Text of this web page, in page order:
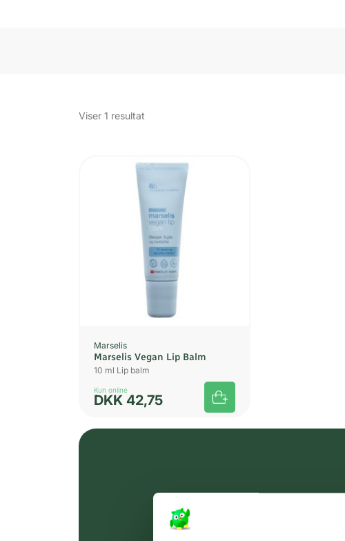
Viser 1 resultat
Marselis
Marselis Vegan Lip Balm
10 ml Lip balm
Kun online
DKK 42,75